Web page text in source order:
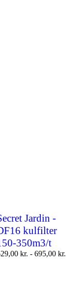
Jardin -
kulfilter
350m3/t
kr. - 695,00 kr.